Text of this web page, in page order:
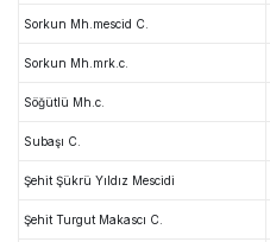
Sorkun Mh.mescid C.
Sorkun Mh.mrk.c.
Söğütlü Mh.c.
Subaşı C.
Şehit Şükrü Yıldız Mescidi
Şehit Turgut Makascı C.